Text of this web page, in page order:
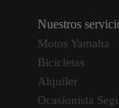
Nuestros
Motos Yamaha
Bicicletas
Alquiler
Ocasionista